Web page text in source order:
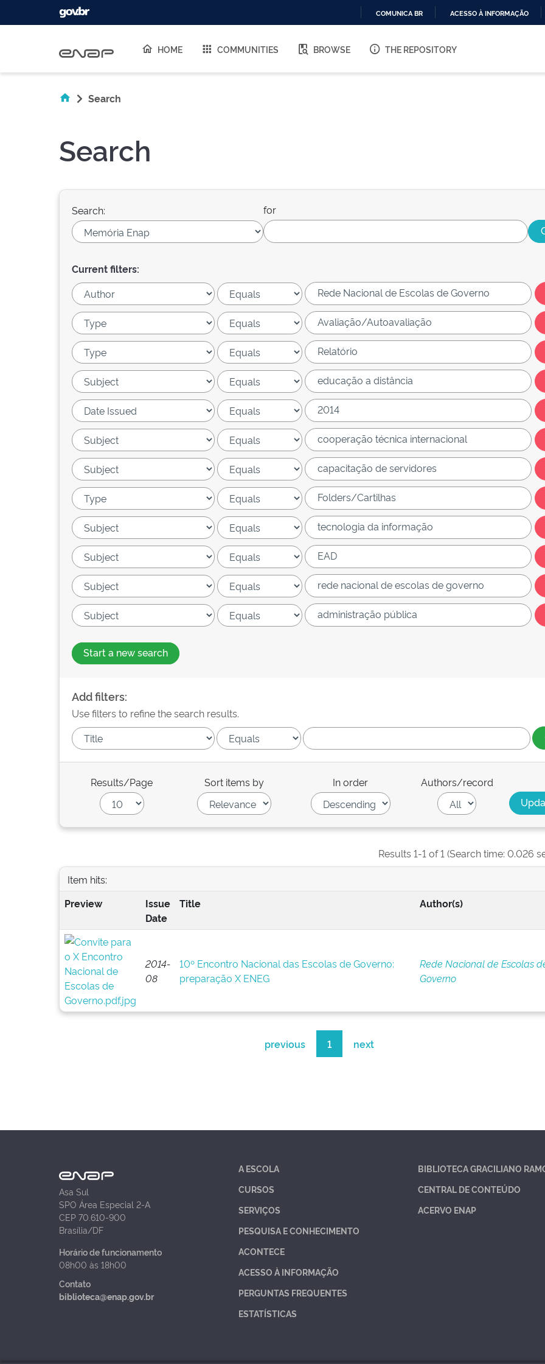
O
COMUNICA BR ACESSO À INFORMAÇÃO
HOME COMMUNITIES BROWSE THE REPOSITORY
Search
Search
Search: for
Current filters:
Start a new search
Add filters:
Use filters to refine the search results.
Results/Page Sort items by In order Authors/record
Results 1-1 of 1 (Search time: 0.026
Item hits:
Preview
Issue
Date
Title Author(s)
2014-
08
10º Encontro Nacional das Escolas de Governo:
preparação X ENEG
Rede Nacional de Escolas
Governo
previous 1 next
Asa Sul
SPO Área Especial 2-A
CEP 70.610-900
Brasília/DF
Horário de funcionamento
08h00 às 18h00
Contato
biblioteca@enap.gov.br
A ESCOLA
CURSOS
SERVIÇOS
PESQUISA E CONHECIMENTO
ACONTECE
ACESSO À INFORMAÇÃO
PERGUNTAS FREQUENTES
ESTATÍSTICAS
BIBLIOTECA GRACILIANO
CENTRAL DE CONTEÚDO
ACERVO ENAP